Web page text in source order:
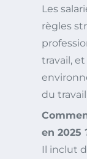
Les
règles
travail,
du
en 2025
Il inclut